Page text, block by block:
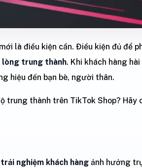
là điều kiện cần. Điều kiện đủ để
lòng trung thành. Khi khách hàng
hiệu đến bạn bè, người thân.
trung thành trên TikTok Shop? Hãy
trải nghiệm khách hàng ảnh hưởng